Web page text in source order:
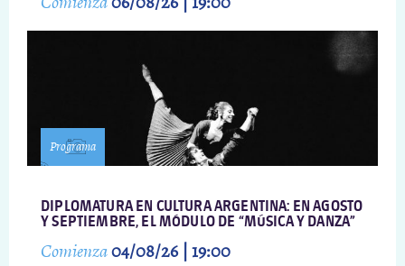
Programa
DIPLOMATURA EN CULTURA ARGENTINA: EN AGOSTO
Y SEPTIEMBRE, EL MÓDULO DE “MÚSICA Y DANZA”
Comienza04/08/26 | 19:00